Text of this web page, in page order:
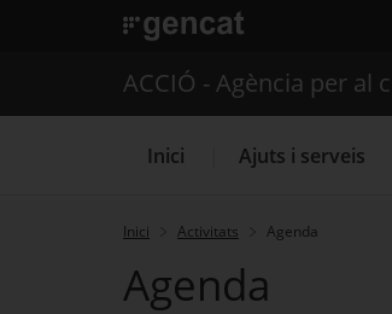
. Obre en una nova finestra.
Serveis
ACCIÓ - Agència per al
Inici Ajuts i serveis
Inici Activitats Agenda
Agenda